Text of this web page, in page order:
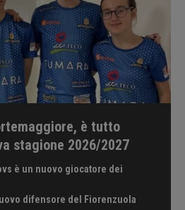
è tutto
stagione 2026/2027
è un nuovo giocatore dei
difensore del Fiorenzuola